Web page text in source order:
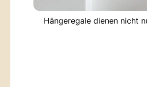
Hängeregale dienen nicht